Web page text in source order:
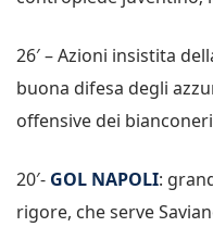
26′ – Azioni insistita
buona difesa degli
offensive dei
20′- GOL NAPOLI:
rigore, che serve